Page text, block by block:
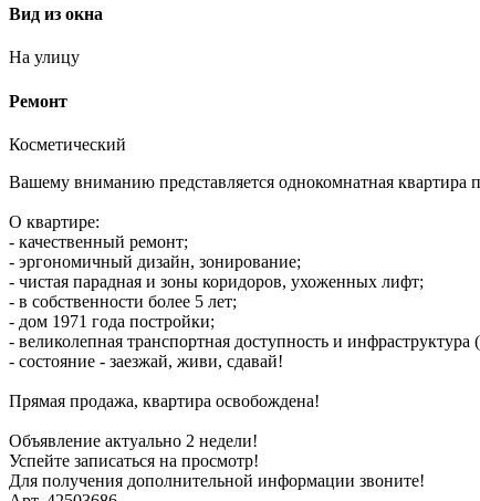
Вид из окна
На улицу
Ремонт
Косметический
Вашему вниманию представляется однокомнатная квартира
О квартире:
- качественный ремонт;
- эргономичный дизайн, зонирование;
- чистая парадная и зоны коридоров, ухоженных лифт;
- в собственности более 5 лет;
- дом 1971 года постройки;
- великолепная транспортная доступность и
- состояние - заезжай, живи, сдавай!
Прямая продажа, квартира освобождена!
Объявление актуально 2 недели!
Успейте записаться на просмотр!
Для получения дополнительной информации звоните!